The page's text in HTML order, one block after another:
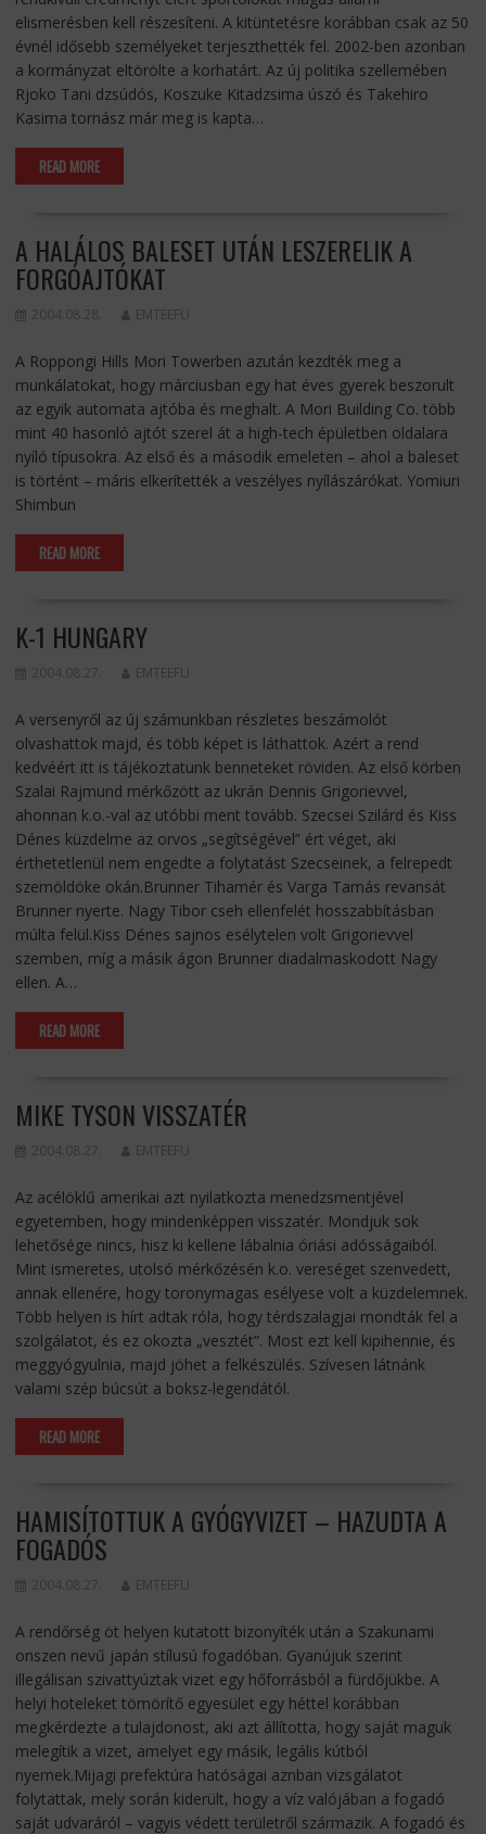
elismerésben kell részesíteni. A kitüntetésre korábban csak az 50
évnél idősebb személyeket terjeszthették fel. 2002-ben azonban
a kormányzat eltörölte a korhatárt. Az új politika szellemében
Rjoko Tani dzsúdós, Koszuke Kitadzsima úszó és Takehiro
Kasima tornász már meg is kapta…
READ MORE
A HALÁLOS BALESET UTÁN LESZERELIK A
FORGÓAJTÓKAT
2004.08.28. EMTEEFU
A Roppongi Hills Mori Towerben azután kezdték meg a
munkálatokat, hogy márciusban egy hat éves gyerek beszorult
az egyik automata ajtóba és meghalt. A Mori Building Co. több
mint 40 hasonló ajtót szerel át a high-tech épületben oldalara
nyíló típusokra. Az első és a második emeleten – ahol a baleset
is történt – máris elkerítették a veszélyes nyílászárókat. Yomiuri
Shimbun
READ MORE
K-1 HUNGARY
2004.08.27. EMTEEFU
A versenyről az új számunkban részletes beszámolót
olvashattok majd, és több képet is láthattok. Azért a rend
kedvéért itt is tájékoztatunk benneteket röviden. Az első körben
Szalai Rajmund mérkőzött az ukrán Dennis Grigorievvel,
ahonnan k.o.-val az utóbbi ment tovább. Szecsei Szilárd és Kiss
Dénes küzdelme az orvos „segítségével” ért véget, aki
érthetetlenül nem engedte a folytatást Szecseinek, a felrepedt
szemöldöke okán.Brunner Tihamér és Varga Tamás revansát
Brunner nyerte. Nagy Tibor cseh ellenfelét hosszabbításban
múlta felül.Kiss Dénes sajnos esélytelen volt Grigorievvel
szemben, míg a másik ágon Brunner diadalmaskodott Nagy
ellen. A…
READ MORE
MIKE TYSON VISSZATÉR
2004.08.27. EMTEEFU
Az acélöklű amerikai azt nyilatkozta menedzsmentjével
egyetemben, hogy mindenképpen visszatér. Mondjuk sok
lehetősége nincs, hisz ki kellene lábalnia óriási adósságaiból.
Mint ismeretes, utolsó mérkőzésén k.o. vereséget szenvedett,
annak ellenére, hogy toronymagas esélyese volt a küzdelemnek.
Több helyen is hírt adtak róla, hogy térdszalagjai mondták fel a
szolgálatot, és ez okozta „vesztét”. Most ezt kell kipihennie, és
meggyógyulnia, majd jöhet a felkészülés. Szívesen látnánk
valami szép búcsút a boksz-legendától.
READ MORE
HAMISÍTOTTUK A GYÓGYVIZET – HAZUDTA A
FOGADÓS
2004.08.27. EMTEEFU
A rendőrség öt helyen kutatott bizonyíték után a Szakunami
onszen nevű japán stílusú fogadóban. Gyanújuk szerint
illegálisan szivattyúztak vizet egy hőforrásból a fürdőjükbe. A
helyi hoteleket tömörítő egyesület egy héttel korábban
megkérdezte a tulajdonost, aki azt állította, hogy saját maguk
melegítik a vizet, amelyet egy másik, legális kútból
nyernek.Mijagi prefektúra hatóságai aznban vizsgálatot
folytattak, mely során kiderült, hogy a víz valójában a fogadó
saját udvaráról – vagyis védett területről származik. A fogadó és